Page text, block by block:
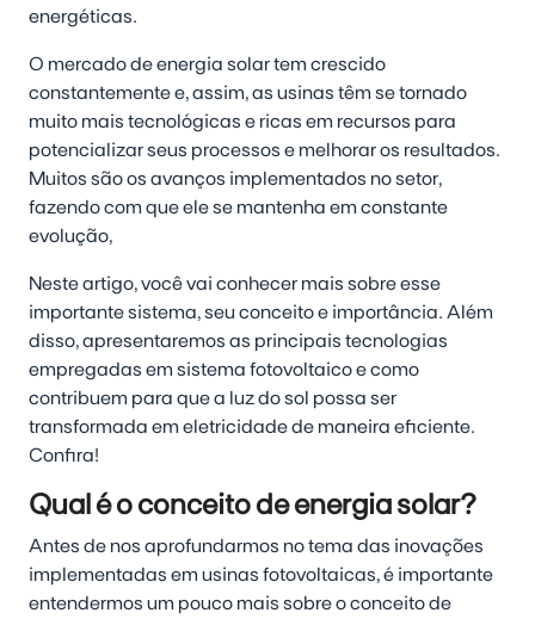
energéticas.
O mercado de energia solar tem crescido
constantemente e, assim, as usinas têm se tornado
muito mais tecnológicas e ricas em recursos para
potencializar seus processos e melhorar os resultados.
Muitos são os avanços implementados no setor,
fazendo com que ele se mantenha em constante
evolução,
Neste artigo, você vai conhecer mais sobre esse
importante sistema, seu conceito e importância. Além
disso, apresentaremos as principais tecnologias
empregadas em sistema fotovoltaico e como
contribuem para que a luz do sol possa ser
transformada em eletricidade de maneira eficiente.
Confira!
Qual é o conceito de energia solar?
Antes de nos aprofundarmos no tema das inovações
implementadas em usinas fotovoltaicas, é importante
entendermos um pouco mais sobre o conceito de